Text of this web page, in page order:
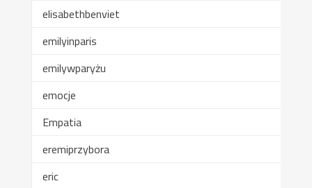
elisabethbenviet
emilyinparis
emilywparyżu
emocje
Empatia
eremiprzybora
eric